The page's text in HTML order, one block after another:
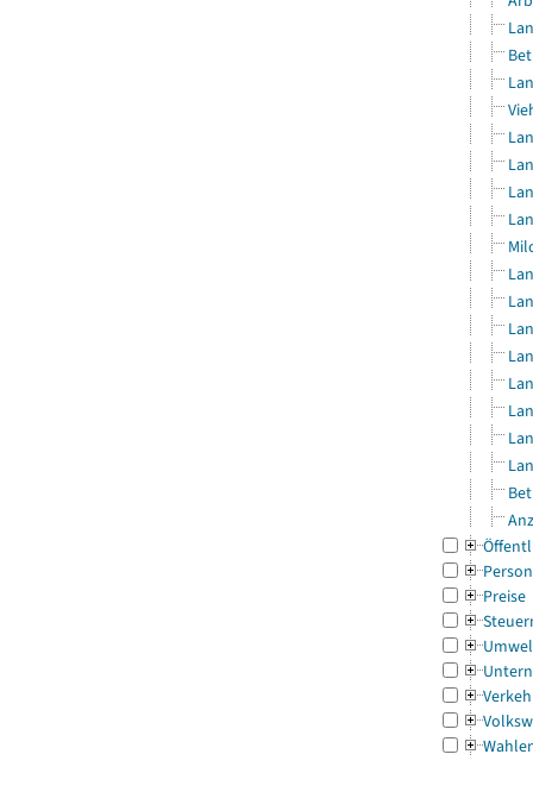
Preise